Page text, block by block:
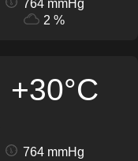
764 mmHg
2 %
+30°C
764 mmHg